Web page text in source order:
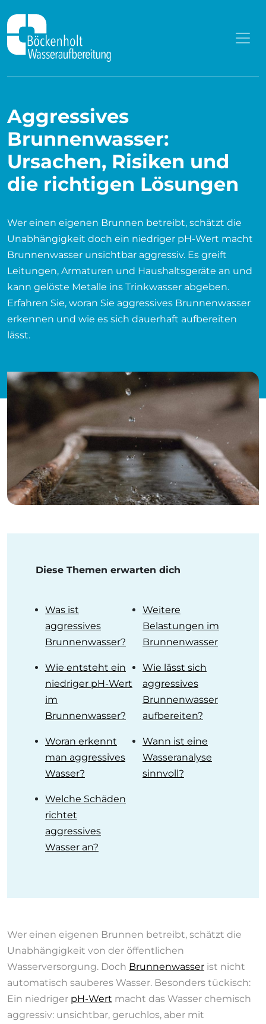
Aggressives
Brunnenwasser:
Ursachen, Risiken und
die richtigen Lösungen
Wer einen eigenen Brunnen betreibt, schätzt die
Unabhängigkeit doch ein niedriger pH-Wert macht
Brunnenwasser unsichtbar aggressiv. Es greift
Leitungen, Armaturen und Haushaltsgeräte an und
kann gelöste Metalle ins Trinkwasser abgeben.
Erfahren Sie, woran Sie aggressives Brunnenwasser
erkennen und wie es sich dauerhaft aufbereiten
lässt.
Diese Themen erwarten dich
Was ist
aggressives
Brunnenwasser?
Wie entsteht ein
niedriger pH-Wert
im
Brunnenwasser?
Woran erkennt
man aggressives
Wasser?
Welche Schäden
richtet
aggressives
Wasser an?
Weitere
Belastungen im
Brunnenwasser
Wie lässt sich
aggressives
Brunnenwasser
aufbereiten?
Wann ist eine
Wasseranalyse
sinnvoll?
Wer einen eigenen Brunnen betreibt, schätzt die
Unabhängigkeit von der öffentlichen
Wasserversorgung. Doch Brunnenwasser ist nicht
automatisch sauberes Wasser. Besonders tückisch:
Ein niedriger pH-Wert macht das Wasser chemisch
aggressiv: unsichtbar, geruchlos, aber mit